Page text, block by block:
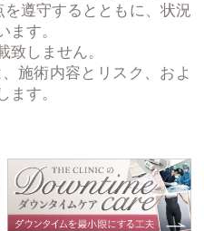
遵守するとともに、状況
ます。
致しません。
施術内容とリスク、およ
ます。